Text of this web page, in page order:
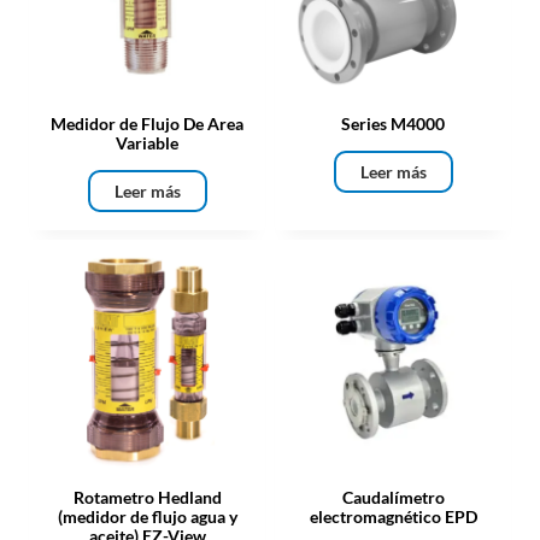
Medidor de Flujo De Area
Variable
Leer más
Series M4000
Leer más
Rotametro Hedland
(medidor de flujo agua y
aceite) EZ-View
Caudalímetro
electromagnético EPD